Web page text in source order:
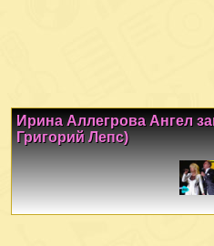
Ирина Аллегрова Ангел
Григорий Лепс)